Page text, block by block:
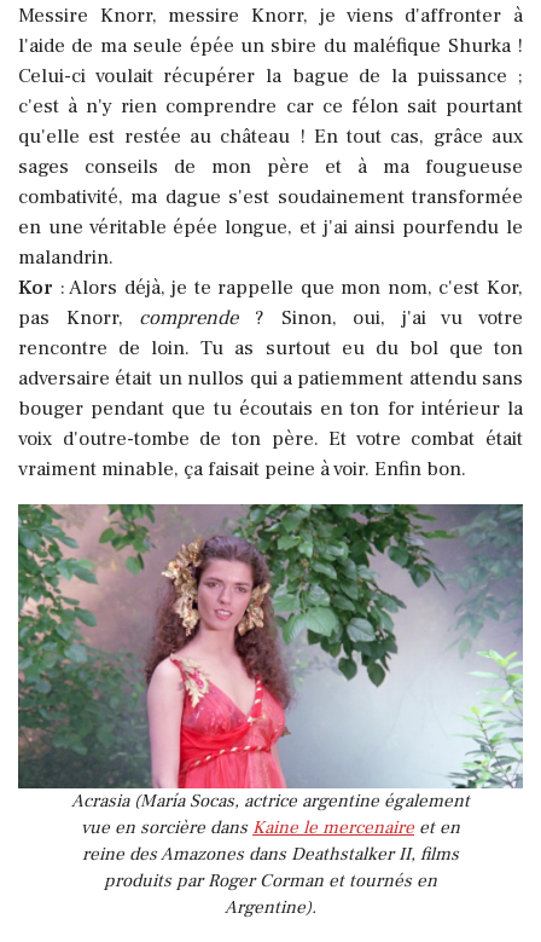
Messire Knorr, messire Knorr, je viens d'affronter à
l'aide de ma seule épée un sbire du maléfique Shurka !
Celui-ci voulait récupérer la bague de la puissance ;
c'est à n'y rien comprendre car ce félon sait pourtant
qu'elle est restée au château ! En tout cas, grâce aux
sages conseils de mon père et à ma fougueuse
combativité, ma dague s'est soudainement transformée
en une véritable épée longue, et j'ai ainsi pourfendu le
malandrin.
Kor : Alors déjà, je te rappelle que mon nom, c'est Kor,
pas Knorr, comprende? Sinon, oui, j'ai vu votre
rencontre de loin. Tu as surtout eu du bol que ton
adversaire était un nullos qui a patiemment attendu sans
bouger pendant que tu écoutais en ton for intérieur la
voix d'outre-tombe de ton père. Et votre combat était
vraiment minable, ça faisait peine à voir. Enfin bon.
Acrasia (María Socas, actrice argentine également
vue en sorcière dans Kaine le mercenaire et en
reine des Amazones dans Deathstalker II, films
produits par Roger Corman et tournés en
Argentine).